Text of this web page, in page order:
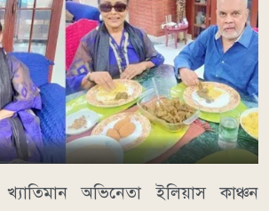
খ্যাতিমান অভিনেতা ইলিয়াস কাঞ্চন